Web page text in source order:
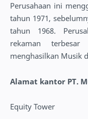
Perusahaan ini
tahun 1971,
tahun 1968.
rekaman
menghasilkan Musik
Alamat kantor PT.
Equity Tower